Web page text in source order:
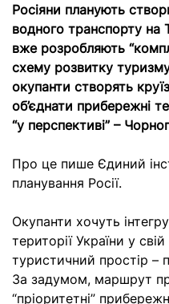
Росіяни планують
водного транспорту на
вже розробляють
схему розвитку
окупанти створять
об’єднати прибережні
“у перспективі” –
Про це пише Єдиний
планування Росії.
Окупанти хочуть
території України у
туристичний простір –
За задумом, маршрут
“пріоритетні”